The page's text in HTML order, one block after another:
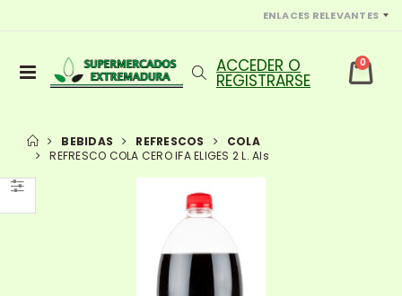
ENLACES RELEVANTES
0
BEBIDAS REFRESCOS
COLA
REFRESCO COLA CERO IFA ELIGES 2 L. Als